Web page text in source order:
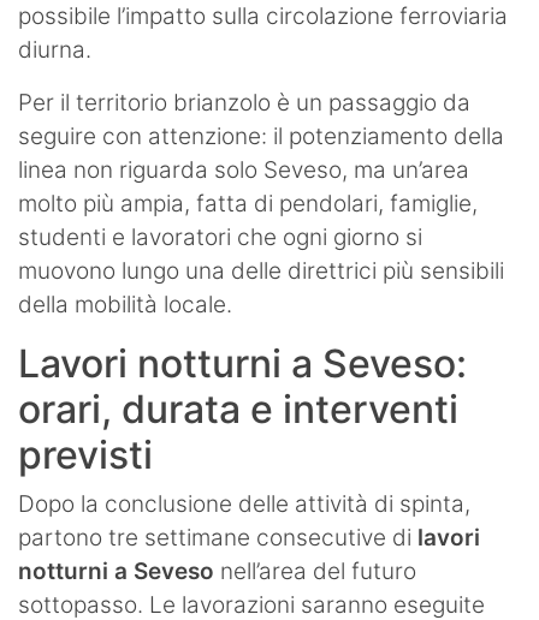
possibile l’impatto sulla circolazione ferroviaria
diurna.
Per il territorio brianzolo è un passaggio da
seguire con attenzione: il potenziamento della
linea non riguarda solo Seveso, ma un’area
molto più ampia, fatta di pendolari, famiglie,
studenti e lavoratori che ogni giorno si
muovono lungo una delle direttrici più sensibili
della mobilità locale.
Lavori notturni a Seveso:
orari, durata e interventi
previsti
Dopo la conclusione delle attività di spinta,
partono tre settimane consecutive di lavori
notturni a Seveso nell’area del futuro
sottopasso. Le lavorazioni saranno eseguite